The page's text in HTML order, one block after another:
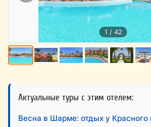
1 / 42
Актуальные туры с этим отелем:
Весна в Шарме: отдых у Красного